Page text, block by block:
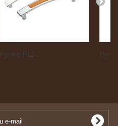
Ручка PLS...